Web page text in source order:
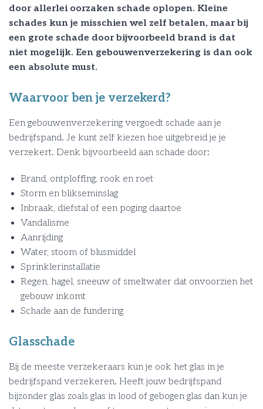
door allerlei oorzaken schade oplopen. Kleine
schades kun je misschien wel zelf betalen, maar bij
een grote schade door bijvoorbeeld brand is dat
niet mogelijk. Een gebouwenverzekering is dan ook
een absolute must.
Waarvoor ben je verzekerd?
Een gebouwenverzekering vergoedt schade aan je
bedrijfspand. Je kunt zelf kiezen hoe uitgebreid je je
verzekert. Denk bijvoorbeeld aan schade door:
Brand, ontploffing, rook en roet
Storm en blikseminslag
Inbraak, diefstal of een poging daartoe
Vandalisme
Aanrijding
Water, stoom of blusmiddel
Sprinklerinstallatie
Regen, hagel, sneeuw of smeltwater dat onvoorzien het
gebouw inkomt
Schade aan de fundering
Glasschade
Bij de meeste verzekeraars kun je ook het glas in je
bedrijfspand verzekeren. Heeft jouw bedrijfspand
bijzonder glas zoals glas in lood of gebogen glas dan kun je